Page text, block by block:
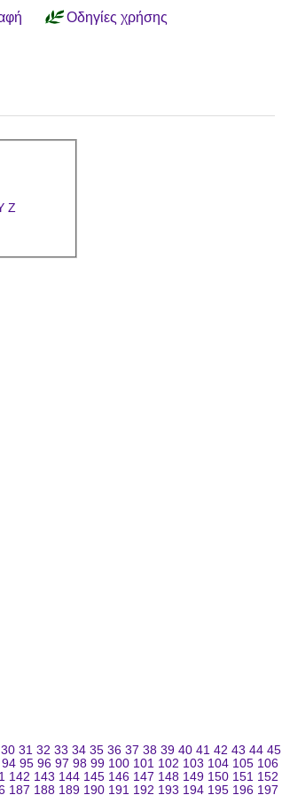
Οδηγίες χρήσης
Z
30 31 32 33 34 35 36 37 38 39 40 41 42 43 44 45
94 95 96 97 98 99 100 101 102 103 104 105 106
142 143 144 145 146 147 148 149 150 151 152
187 188 189 190 191 192 193 194 195 196 197